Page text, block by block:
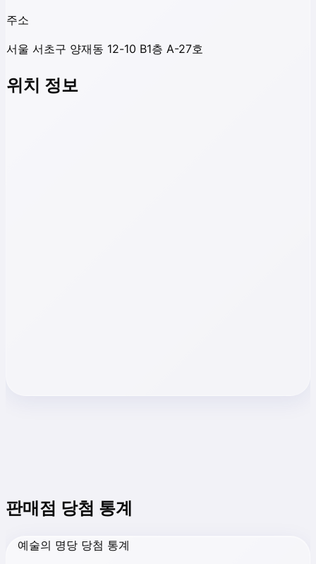
주소
서울 서초구 양재동 12-10 B1층 A-27호
위치 정보
판매점 당첨 통계
예술의 명당 당첨 통계